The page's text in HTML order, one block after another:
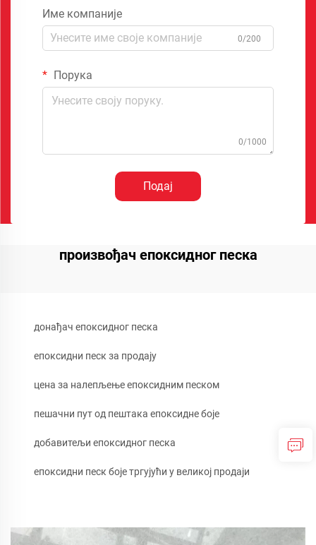
Име компаније
0/200
Порука
0/1000
Подај
произвођач епоксидног песка
донађач епоксидног песка
епоксидни песк за продају
цена за налепљење епоксидним песком
пешачни пут од пештака епоксидне боје
добавитељи епоксидног песка
епоксидни песк боје тргујући у великој продаји